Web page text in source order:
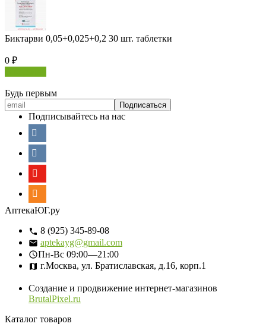
Биктарви 0,05+0,025+0,2 30 шт. таблетки
0 ₽
Будь первым
Подписывайтесь на нас
АптекаЮГ.ру
8 (925) 345-89-08
aptekayg@gmail.com
Пн-Вс 09:00—21:00
г.Москва, ул. Братиславская, д.16, корп.1
Создание и продвижение интернет-магазинов
BrutalPixel.ru
Каталог товаров